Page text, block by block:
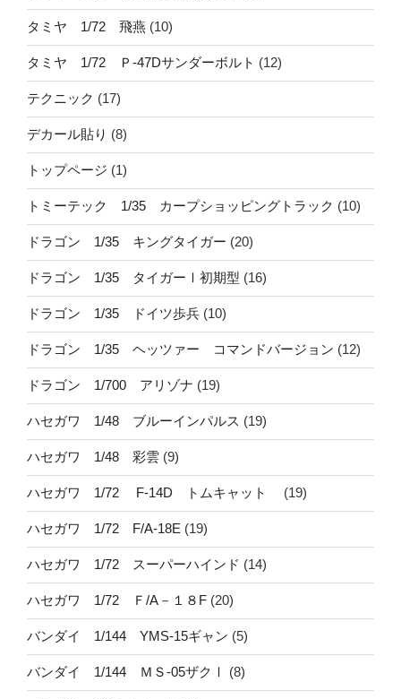
タミヤ 1/72 飛燕 (10)
タミヤ 1/72 Ｐ-47Dサンダーボルト (12)
テクニック (17)
デカール貼り (8)
トップページ (1)
トミーテック 1/35 カープショッピングトラック (10)
ドラゴン 1/35 キングタイガー (20)
ドラゴン 1/35 タイガーⅠ初期型 (16)
ドラゴン 1/35 ドイツ歩兵 (10)
ドラゴン 1/35 ヘッツァー コマンドバージョン (12)
ドラゴン 1/700 アリゾナ (19)
ハセガワ 1/48 ブルーインパルス (19)
ハセガワ 1/48 彩雲 (9)
ハセガワ 1/72 F-14D トムキャット (19)
ハセガワ 1/72 F/A-18E (19)
ハセガワ 1/72 スーパーハインド (14)
ハセガワ 1/72 Ｆ/A－１８F (20)
バンダイ 1/144 YMS-15ギャン (5)
バンダイ 1/144 ＭＳ-05ザクⅠ (8)